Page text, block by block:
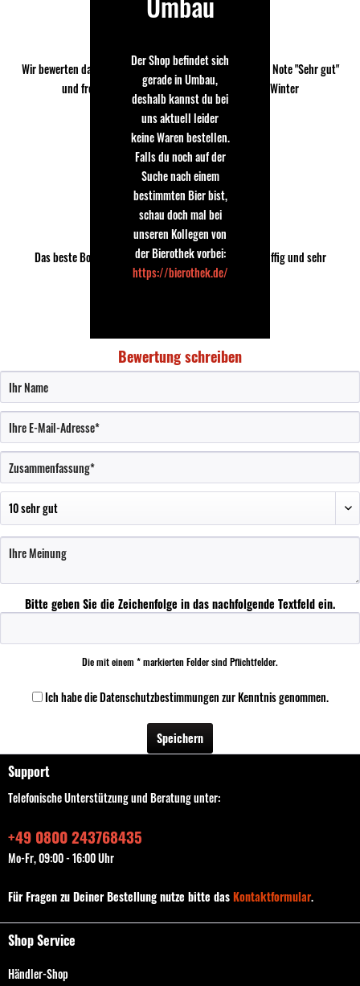
11.03.2020
Wir bewerten das Bitnurger Winterbock ebenfalls mit der Note "Sehr gut"
und freuen uns nur deswegen auf den nächsten Winter
Günter Lubomierski
22.11.2019
Bestes Bockbier von Bitburger
Das beste Bockbier was ich je getrunken habe, sehr süffig und sehr
schmackhaft.
Bewertung schreiben
Bitte geben Sie die Zeichenfolge in das nachfolgende Textfeld ein.
Die mit einem * markierten Felder sind Pflichtfelder.
Ich habe dieDatenschutzbestimmungenzur Kenntnis genommen.
Speichern
Support
Telefonische Unterstützung und Beratung unter:
+49 0800 243768435
Mo-Fr, 09:00 - 16:00 Uhr
Für Fragen zu Deiner Bestellung nutze bitte dasKontaktformular.
Shop Service
Händler-Shop
Der Shop befindet sich
gerade in Umbau,
deshalb kannst du bei
uns aktuell leider
keine Waren bestellen.
Falls du noch auf der
Suche nach einem
bestimmten Bier bist,
schau doch mal bei
unseren Kollegen von
der Bierothek vorbei:
https://bierothek.de/